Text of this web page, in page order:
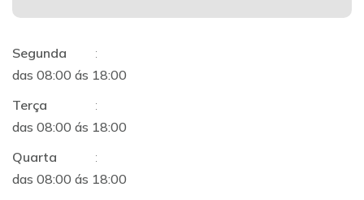
Segunda
:
das 08:00 ás 18:00
Terça
:
das 08:00 ás 18:00
Quarta
:
das 08:00 ás 18:00